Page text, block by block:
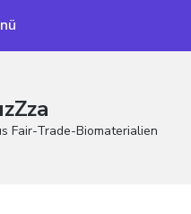
Fair-Trade-Biomaterialien